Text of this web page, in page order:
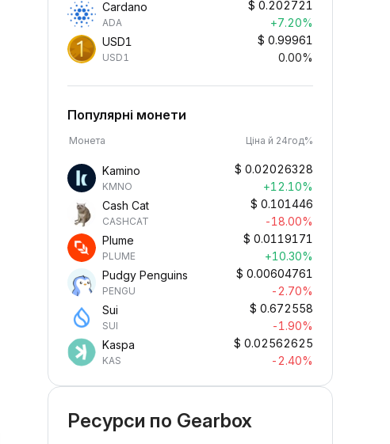
Cardano
ADA
$ 0.202721
+7.20%
USD1
USD1
$ 0.99961
0.00%
Популярні монети
Монета Ціна й 24год%
Kamino
KMNO
$ 0.02026328
+12.10%
Cash Cat
CASHCAT
$ 0.101446
-18.00%
Plume
PLUME
$ 0.0119171
+10.30%
Pudgy Penguins
PENGU
$ 0.00604761
-2.70%
Sui
SUI
$ 0.672558
-1.90%
Kaspa
KAS
$ 0.02562625
-2.40%
Ресурси по Gearbox